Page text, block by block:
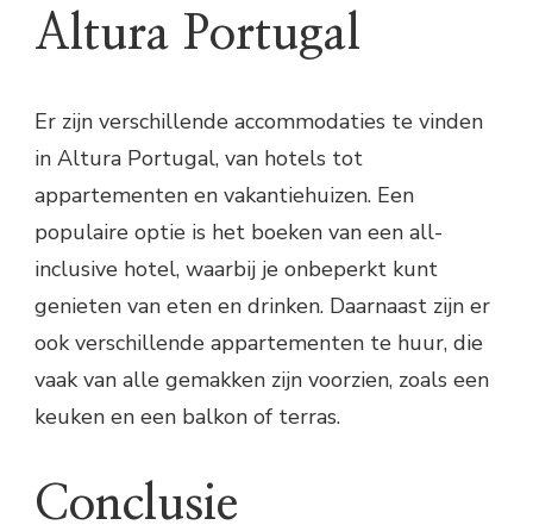
Altura Portugal
Er zijn verschillende accommodaties te vinden
in Altura Portugal, van hotels tot
appartementen en vakantiehuizen. Een
populaire optie is het boeken van een all-
inclusive hotel, waarbij je onbeperkt kunt
genieten van eten en drinken. Daarnaast zijn er
ook verschillende appartementen te huur, die
vaak van alle gemakken zijn voorzien, zoals een
keuken en een balkon of terras.
Conclusie